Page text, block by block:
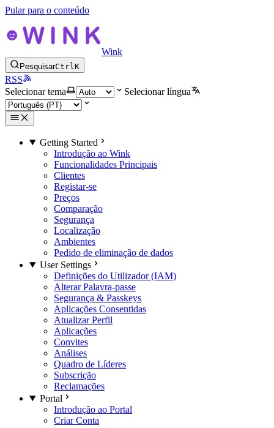
Pular para o conteúdo
Wink
PesquisarCtrlK
RSS
Selecionar tema
Selecionar língua
Getting Started
Introdução ao Wink
Funcionalidades Principais
Clientes
Registar-se
Preços
Comparação
Segurança
Localização
Ambientes
Pedido de eliminação de dados
User Settings
Definições do Utilizador (IAM)
Alterar Palavra-passe
Segurança & Passkeys
Aplicações Consentidas
Atualizar Perfil
Aplicações
Convites
Análises
Quadro de Líderes
Subscrição
Reclamações
Portal
Introdução ao Portal
Criar Conta